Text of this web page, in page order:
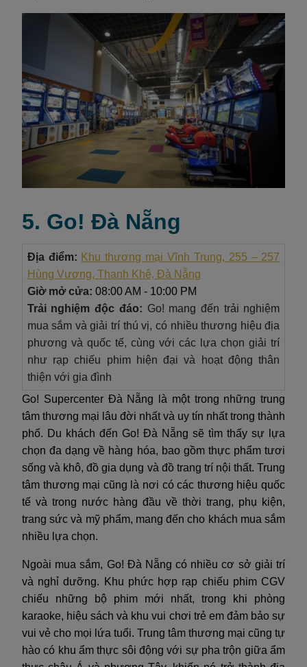
5. Go! Đà Nẵng
Địa điểm: Khu thương mại Vĩnh Trung, 255 – 257
Hùng Vương, Thanh Khê, Đà Nẵng
Giờ mở cửa: 08:00 AM - 10:00 PM
Trải nghiệm độc đáo: Go! mang đến trải nghiệm
mua sắm và giải trí thú vị, có nhiều thương hiệu địa
phương và quốc tế, cùng với các lựa chọn giải trí
như rạp chiếu phim hiện đại và hoạt động thân
thiện với gia đình
Go! Supercenter Đà Nẵng là một trong những trung
tâm thương mại lâu đời nhất và uy tín nhất trong thành
phố. Du khách đến Go! Đà Nẵng sẽ tìm thấy sự lựa
chọn đa dạng về hàng hóa, bao gồm thực phẩm tươi
sống và khô, đồ gia dụng và đồ trang trí nội thất. Trung
tâm thương mại cũng là nơi có các thương hiệu quốc
tế và trong nước hàng đầu về thời trang, phụ kiện,
trang sức và mỹ phẩm, mang đến cho khách mua sắm
nhiều lựa chọn.
Ngoài mua sắm, Go! Đà Nẵng có nhiều cơ sở giải trí
và nghỉ dưỡng. Khu phức hợp rạp chiếu phim CGV
chiếu những bộ phim mới nhất, trong khi phòng
karaoke, hiệu sách và khu vui chơi trẻ em đảm bảo sự
vui vẻ cho mọi lứa tuổi. Trung tâm thương mại cũng tự
hào có khu ẩm thực sôi động với sự pha trộn giữa ẩm